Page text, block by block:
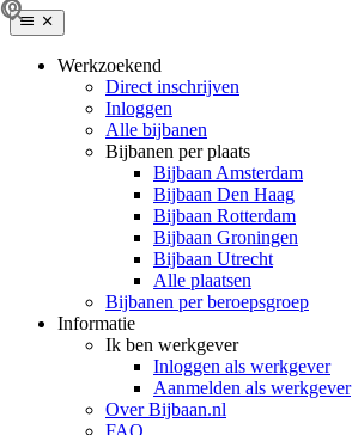
Werkzoekend
Direct inschrijven
Inloggen
Alle bijbanen
Bijbanen per plaats
Bijbaan Amsterdam
Bijbaan Den Haag
Bijbaan Rotterdam
Bijbaan Groningen
Bijbaan Utrecht
Alle plaatsen
Bijbanen per beroepsgroep
Informatie
Ik ben werkgever
Inloggen als werkgever
Aanmelden als werkgever
Over Bijbaan.nl
FAQ